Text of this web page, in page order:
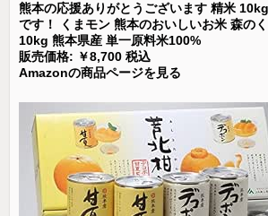
熊本の応援ありがとうございます 精米
です！ くまモン 熊本のおいしいお米 森の
10kg 熊本県産 単一原料米100%
販売価格: ￥8,700 税込
Amazonの商品ページを見る